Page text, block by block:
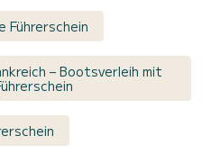
Führerschein
– Bootsverleih mit